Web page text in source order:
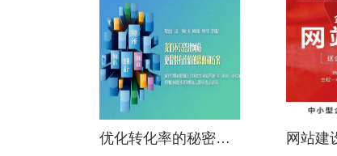
优化转化率的秘密：定制网站的关键策略!